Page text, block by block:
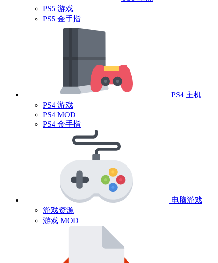
PS5 游戏
PS5 金手指
PS4 主机
PS4 游戏
PS4 MOD
PS4 金手指
电脑游戏
游戏资源
游戏 MOD